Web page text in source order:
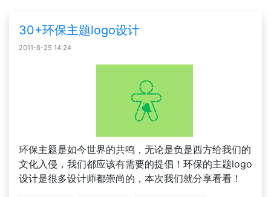
30+环保主题logo设计
2011-8-25 14:24
环保主题是如今世界的共鸣，无论是负是西方给我们的
文化入侵，我们都应该有需要的提倡！环保的主题logo
设计是很多设计师都崇尚的，本次我们就分享看看！